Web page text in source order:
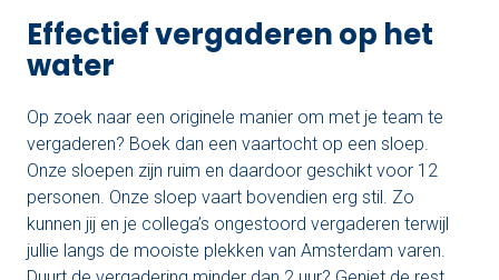
Effectief vergaderen op het
water
Op zoek naar een originele manier om met je team te
vergaderen? Boek dan een vaartocht op een sloep.
Onze sloepen zijn ruim en daardoor geschikt voor 12
personen. Onze sloep vaart bovendien erg stil. Zo
kunnen jij en je collega’s ongestoord vergaderen terwijl
jullie langs de mooiste plekken van Amsterdam varen.